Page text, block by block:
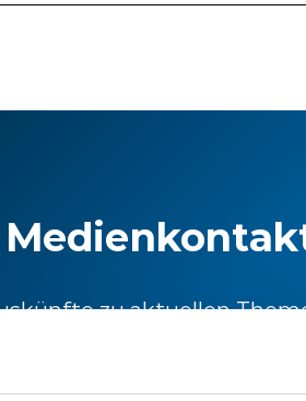
zu aktuellen
zu Stadler können